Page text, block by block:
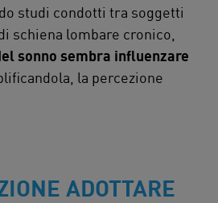
studi condotti tra soggetti
schiena lombare cronico,
sonno sembra influenzare
la percezione
ADOTTARE